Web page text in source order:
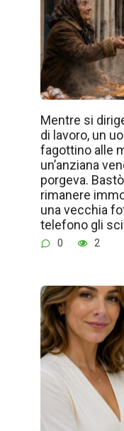
Mentre si
di lavoro, un
fagottino alle
un’anziana
porgeva.
rimanere
una vecchia
telefono gli
0 2